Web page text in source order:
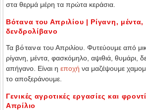
στα θερμά μέρη τα πρώτα κεράσια.
Βότανα του Απριλίου | Ρίγανη,
δενδρολίβανο
Τα βότανατου Απριλίου. Φυτεύουμε από
ρίγανη, μέντα, φασκόμηλο, αψιθιά, θυμάρι,
απήγανο. Είναι η εποχή να μαζέψουμε
το αποξεράνουμε.
Γενικές αγροτικές εργασίες και
Απρίλιο